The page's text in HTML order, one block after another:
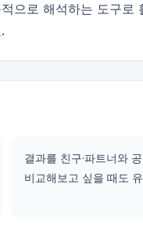
으로 해석하는 도구로
결과를 친구·파트너와
비교해보고 싶을 때도